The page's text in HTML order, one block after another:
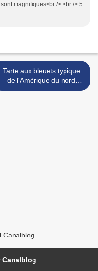
magnifiques<br /> <br /> 5
Tarte aux bleuets typique
de l'Amérique du nord
(blueberry pie) >
Canalblog
Canalblog